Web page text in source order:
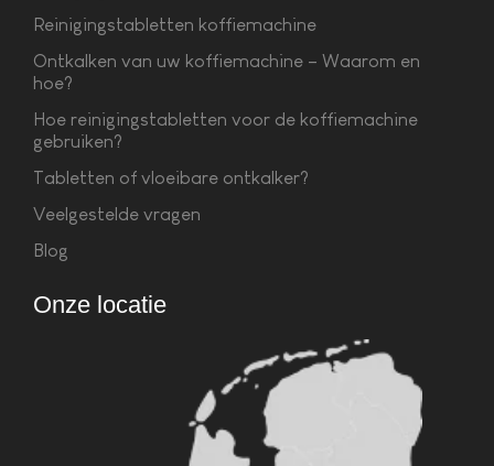
Reinigingstabletten koffiemachine
Ontkalken van uw koffiemachine – Waarom en
hoe?
Hoe reinigingstabletten voor de koffiemachine
gebruiken?
Tabletten of vloeibare ontkalker?
Veelgestelde vragen
Blog
Onze locatie